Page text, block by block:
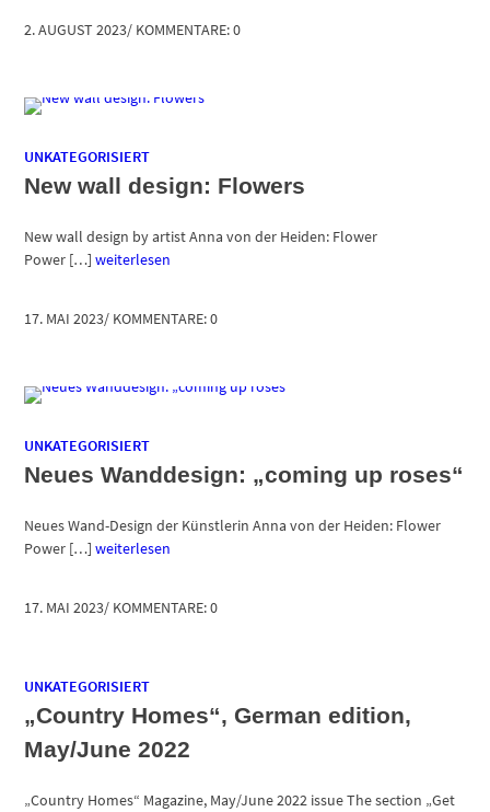
2. AUGUST 2023/ KOMMENTARE: 0
UNKATEGORISIERT
New wall design: Flowers
New wall design by artist Anna von der Heiden: Flower
Power […]weiterlesen
17. MAI 2023/ KOMMENTARE: 0
UNKATEGORISIERT
Neues Wanddesign: „coming up roses“
Neues Wand-Design der Künstlerin Anna von der Heiden: Flower
Power […]weiterlesen
17. MAI 2023/ KOMMENTARE: 0
UNKATEGORISIERT
„Country Homes“, German edition,
May/June 2022
„Country Homes“ Magazine, May/June 2022 issue The section „Get